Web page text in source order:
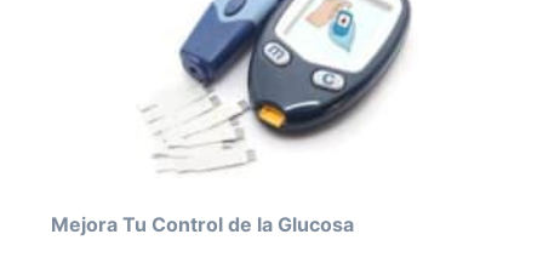
Mejora Tu Control de la Glucosa